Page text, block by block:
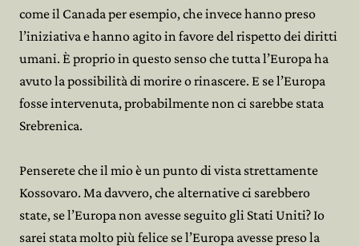
come il Canada per esempio, che invece hanno preso
l’iniziativa e hanno agito in favore del rispetto dei diritti
umani. È proprio in questo senso che tutta l’Europa ha
avuto la possibilità di morire o rinascere. E se l’Europa
fosse intervenuta, probabilmente non ci sarebbe stata
Srebrenica.
Penserete che il mio è un punto di vista strettamente
Kossovaro. Ma davvero, che alternative ci sarebbero
state, se l’Europa non avesse seguito gli Stati Uniti? Io
sarei stata molto più felice se l’Europa avesse preso la